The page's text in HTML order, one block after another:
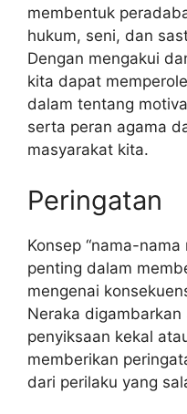
membentuk
hukum, seni, dan
Dengan mengakui
kita dapat
dalam tentang
serta peran agama
masyarakat kita.
Peringatan
Konsep “nama-
penting dalam
mengenai
Neraka
penyiksaan kekal
memberikan
dari perilaku yang